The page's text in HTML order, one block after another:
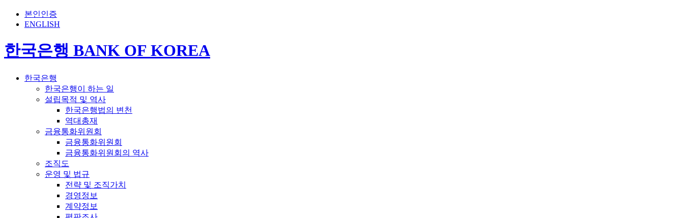
본인인증
ENGLISH
한국은행 BANK OF KOREA
한국은행
한국은행이 하는 일
설립목적 및 역사
한국은행법의 변천
역대총재
금융통화위원회
금융통화위원회
금융통화위원회의 역사
조직도
운영 및 법규
전략 및 조직가치
경영정보
계약정보